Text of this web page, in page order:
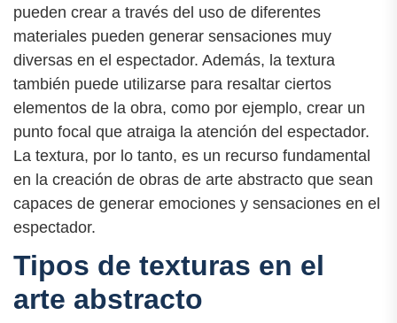
pueden crear a través del uso de diferentes
materiales pueden generar sensaciones muy
diversas en el espectador. Además, la textura
también puede utilizarse para resaltar ciertos
elementos de la obra, como por ejemplo, crear un
punto focal que atraiga la atención del espectador.
La textura, por lo tanto, es un recurso fundamental
en la creación de obras de arte abstracto que sean
capaces de generar emociones y sensaciones en el
espectador.
Tipos de texturas en el
arte abstracto